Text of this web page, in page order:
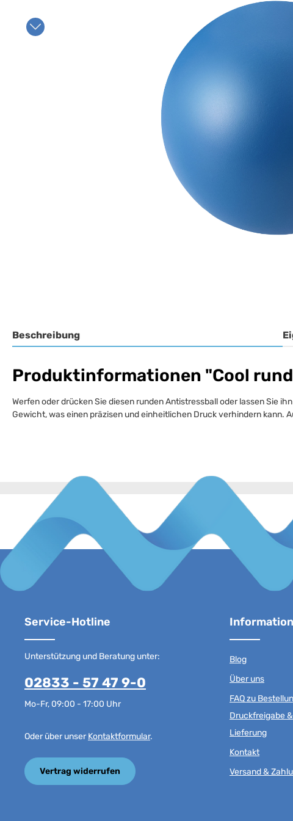
Beschreibung
Produktinformationen "Cool
Werfen oder drücken Sie diesen runden Antistressball oder lassen Sie
Gewicht, was einen präzisen und einheitlichen Druck verhindern kann.
Service-Hotline
Unterstützung und Beratung unter:
02833 - 57 47 9-0
Mo-Fr, 09:00 - 17:00 Uhr
Oder über unserKontaktformular.
Vertrag widerrufen
Blog
Über uns
FAQ zu
Druckfreigabe &
Lieferung
Kontakt
Versand &